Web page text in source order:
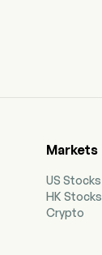
Markets
US Stocks
HK Stocks
Crypto